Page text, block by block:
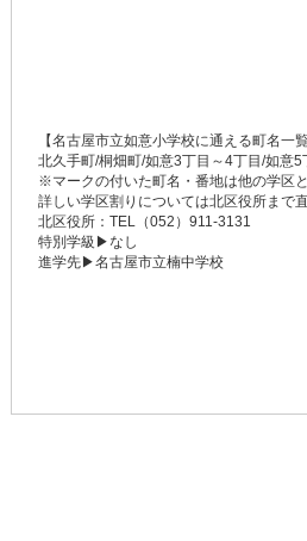
【名古屋市立如意小学校に通える町名一覧
北久手町/桐畑町/如意3丁目～4丁目/如意
※マークの付いた町名・番地は他の学区
詳しい学区割りについては北区役所まで
北区役所：TEL（052）911-3131
特別学級▶なし
進学先▶名古屋市立楠中学校